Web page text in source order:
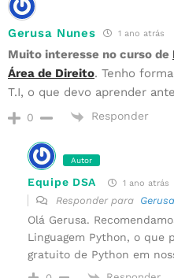
Gerusa Nunes 1 ano atrás
Muito interesse no curso de
Área de Direito. Tenho
T.I, o que devo aprender
0 Responder
Autor
Equipe DSA 1 ano atrás
Responder para
Olá Gerusa.
Linguagem Python, o que
gratuito de Python em